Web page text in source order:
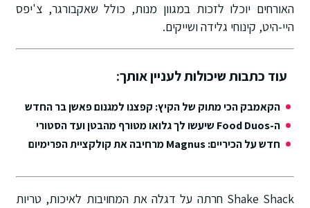
האורחים יוכלו לזכות במגוון מנות, כולל שאקבורגר, צ'יפס
היי-היט, קינוחי גלידה ושייקים.
עוד כתבות שיכולות לעניין אותך:
הקאמבק הכי מתוק של הקיץ: קפצנו למגנום פאשן בר החדש
ה-Food Duos שיעשו לך גלואו מטורף מהבטן ועד הסטורי
חדש על הכיריים: Magnus מרחיבה את קולקציית הפרימיום
Shake Shack חרתה על דגלה את המחויבות לאיכות, טריות